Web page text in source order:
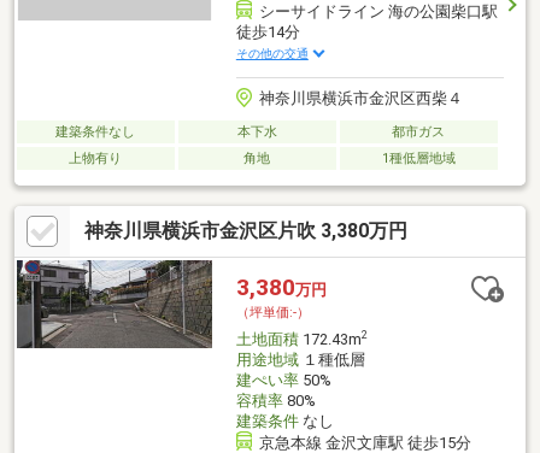
シーサイドライン 海の公園柴口駅
徒歩14分
その他の交通
神奈川県横浜市金沢区西柴４
建築条件なし 本下水
都市ガス
上物有り
角地 1種低層地域
神奈川県横浜市金沢区片吹 3,380万円
3,380万円
（坪単価:-）
土地面積172.43m2
用途地域１種低層
建ぺい率50%
容積率80%
建築条件なし
京急本線 金沢文庫駅 徒歩15分